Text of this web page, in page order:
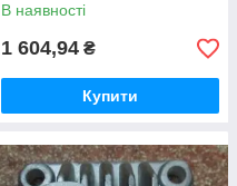
В наявності
1 604,94 ₴
Купити